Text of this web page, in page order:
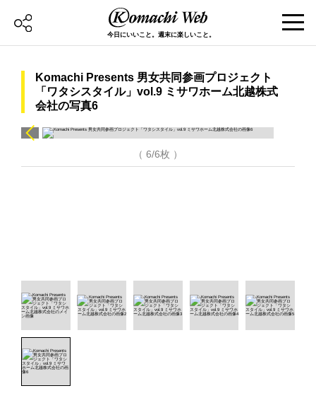
今日にいいこと。週末に楽しいこと。
Komachi Presents 男女共同参画プロジェクト
「ワタシスタイル」vol.9 ミサワホーム北越株式
会社の写真6
（ 6/6枚 ）